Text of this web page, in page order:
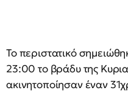
Το περιστατικό
23:00 το βράδυ της
ακινητοποίησαν έναν